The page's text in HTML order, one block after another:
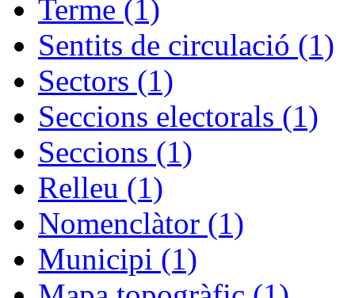
Terme (1)
Sentits de circulació (1)
Sectors (1)
Seccions electorals (1)
Seccions (1)
Relleu (1)
Nomenclàtor (1)
Municipi (1)